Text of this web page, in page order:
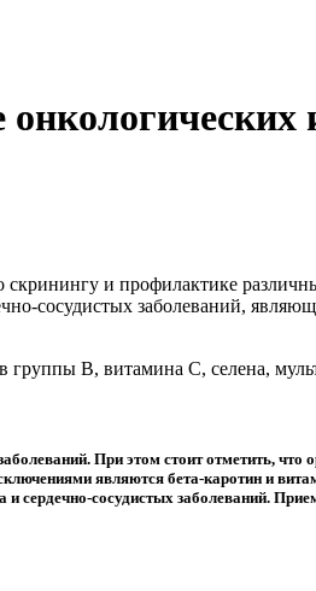
и профилактике
сосудистых заболеваний,
B, витамина C, селена,
При этом стоит отметить, что
являются бета-каротин и
сердечно-сосудистых заболеваний.